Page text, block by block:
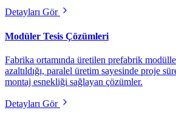
Detayları Gör
Modüler Tesis Çözümleri
Fabrika ortamında üretilen prefabrik
azaltıldığı, paralel üretim sayesinde proje
montaj esnekliği sağlayan çözümler.
Detayları Gör